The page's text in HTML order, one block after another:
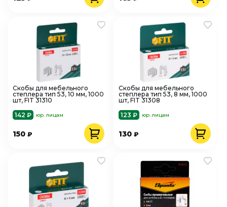
Скобы для мебельного
степлера тип 53, 10 мм, 1000
шт, FIT 31310
142 ₽
юр. лицам
150 ₽
Скобы для мебельного
степлера тип 53, 8 мм, 1000
шт, FIT 31308
123 ₽
юр. лицам
130₽